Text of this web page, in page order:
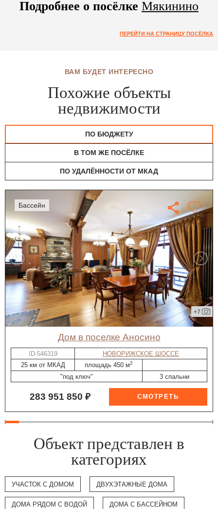
Подробнее о посёлке Мякинино
ПЕРЕЙТИ НА СТРАНИЦУ ПОСЁЛКА
ВАМ БУДЕТ ИНТЕРЕСНО
Похожие объекты
недвижимости
ПО БЮДЖЕТУ
В ТОМ ЖЕ ПОСЁЛКЕ
ПО УДАЛЁННОСТИ ОТ МКАД
бассейн
+7
дом в поселке Аносино
ID-546319
НОВОРИЖСКОЕ ШОССЕ
25 км от МКАД
площадь 450 м2
"под ключ" 3 спальни
283 951 850 ₽
Объект представлен в
категориях
УЧАСТОК С ДОМОМ ДВУХЭТАЖНЫЕ ДОМА
ДОМА РЯДОМ С ВОДОЙ ДОМА С БАССЕЙНОМ